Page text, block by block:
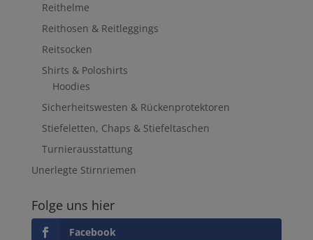
Reithelme
Reithosen & Reitleggings
Reitsocken
Shirts & Poloshirts
Hoodies
Sicherheitswesten & Rückenprotektoren
Stiefeletten, Chaps & Stiefeltaschen
Turnierausstattung
Unerlegte Stirnriemen
Folge uns hier
Facebook